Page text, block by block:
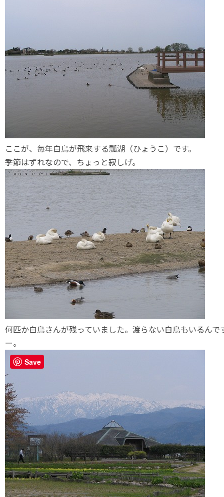
ここが、毎年白鳥が飛来する瓢湖（ひょうこ）です。
季節はずれなので、ちょっと寂しげ。
何匹か白鳥さんが残っていました。渡らない白鳥もいるんで
ー。
Save